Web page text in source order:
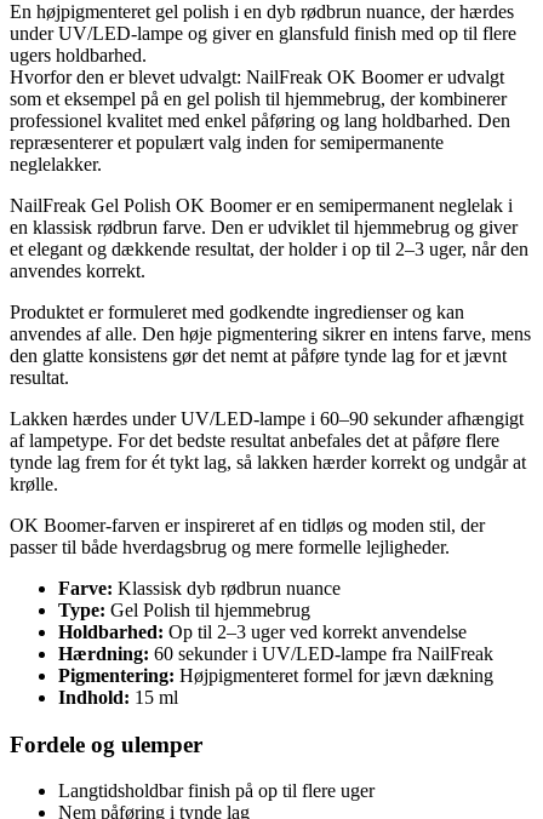
En højpigmenteret gel polish i en dyb rødbrun nuance, der hærdes
under UV/LED-lampe og giver en glansfuld finish med op til flere
ugers holdbarhed.
Hvorfor den er blevet udvalgt: NailFreak OK Boomer er udvalgt
som et eksempel på en gel polish til hjemmebrug, der kombinerer
professionel kvalitet med enkel påføring og lang holdbarhed. Den
repræsenterer et populært valg inden for semipermanente
neglelakker.
NailFreak Gel Polish OK Boomer er en semipermanent neglelak i
en klassisk rødbrun farve. Den er udviklet til hjemmebrug og giver
et elegant og dækkende resultat, der holder i op til 2–3 uger, når den
anvendes korrekt.
Produktet er formuleret med godkendte ingredienser og kan
anvendes af alle. Den høje pigmentering sikrer en intens farve, mens
den glatte konsistens gør det nemt at påføre tynde lag for et jævnt
resultat.
Lakken hærdes under UV/LED-lampe i 60–90 sekunder afhængigt
af lampetype. For det bedste resultat anbefales det at påføre flere
tynde lag frem for ét tykt lag, så lakken hærder korrekt og undgår at
krølle.
OK Boomer-farven er inspireret af en tidløs og moden stil, der
passer til både hverdagsbrug og mere formelle lejligheder.
Farve: Klassisk dyb rødbrun nuance
Type: Gel Polish til hjemmebrug
Holdbarhed: Op til 2–3 uger ved korrekt anvendelse
Hærdning: 60 sekunder i UV/LED-lampe fra NailFreak
Pigmentering: Højpigmenteret formel for jævn dækning
Indhold: 15 ml
Fordele og ulemper
Langtidsholdbar finish på op til flere uger
Nem påføring i tynde lag